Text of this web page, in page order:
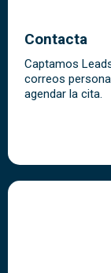
Contacta
Captamos
correos
agendar la cita.